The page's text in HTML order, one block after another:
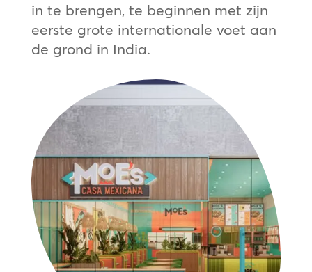
in te brengen, te beginnen met zijn
eerste grote internationale voet aan
de grond in India.